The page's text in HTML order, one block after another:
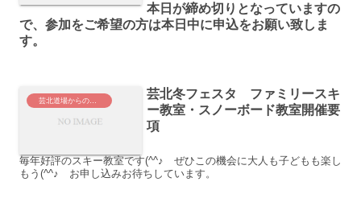
本日が締め切りとなっていますの
で、参加をご希望の方は本日中に申込をお願い致しま
す。
芸北冬フェスタ ファミリースキ
ー教室・スノーボード教室開催要
項
毎年好評のスキー教室です(^^♪ ぜひこの機会に大人も子どもも楽し
もう(^^♪ お申し込みお待ちしています。